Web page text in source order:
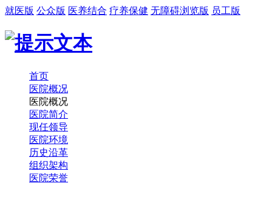
就医版 公众版 医养结合 疗养保健 无障碍浏览版 员工版
首页
医院概况
医院概况
医院简介
现任领导
医院环境
历史沿革
组织架构
医院荣誉